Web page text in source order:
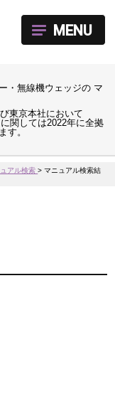
・無線機ウェッジの マ
東京本社において
関しては2022年に全拠
す。
MENU
アル検索>マニュアル検索結